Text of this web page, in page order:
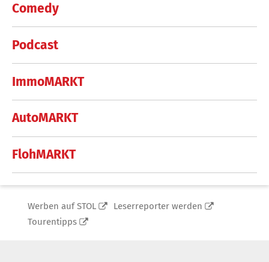
Comedy
Podcast
ImmoMARKT
AutoMARKT
FlohMARKT
Werben auf STOL
Leserreporter werden
Tourentipps